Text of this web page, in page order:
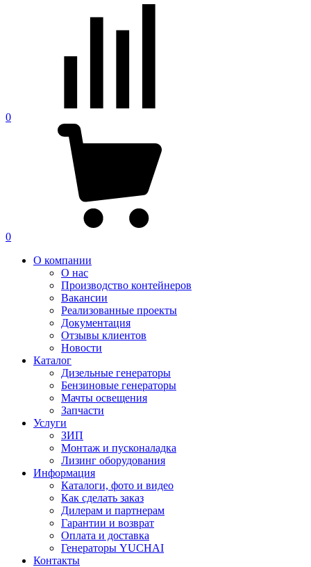
0
0
О компании
О нас
Производство контейнеров
Вакансии
Реализованные проекты
Документация
Отзывы клиентов
Новости
Каталог
Дизельные генераторы
Бензиновые генераторы
Мачты освещения
Запчасти
Услуги
ЗИП
Монтаж и пусконаладка
Лизинг оборудования
Информация
Каталоги, фото и видео
Как сделать заказ
Дилерам и партнерам
Гарантии и возврат
Оплата и доставка
Генераторы YUCHAI
Контакты